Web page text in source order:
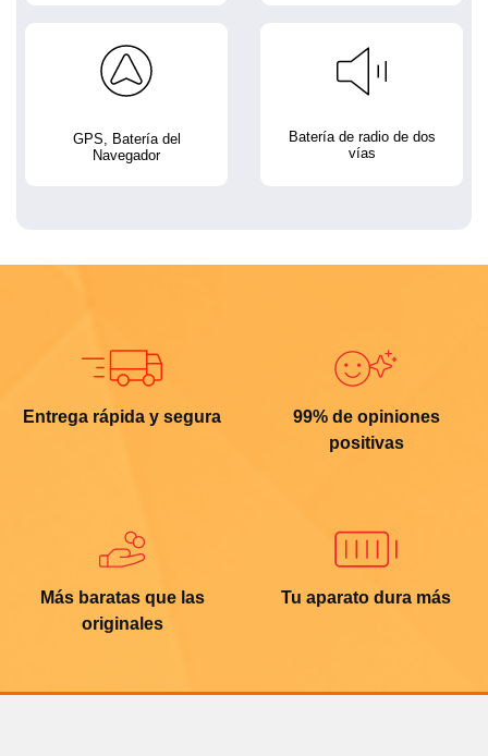
GPS, Batería del
Navegador
Batería de radio de dos
vías
Entrega rápida y segura
99% de opiniones
positivas
Más baratas que las
originales
Tu aparato dura más